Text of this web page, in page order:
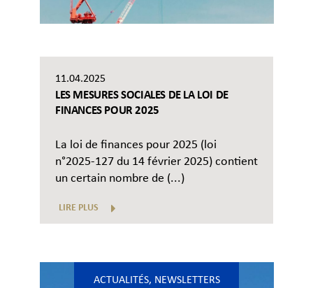
11.04.2025
LES MESURES SOCIALES DE LA LOI DE
FINANCES POUR 2025
La loi de finances pour 2025 (loi
n°2025-127 du 14 février 2025) contient
un certain nombre de (...)
LIRE PLUS
ACTUALITÉS, NEWSLETTERS